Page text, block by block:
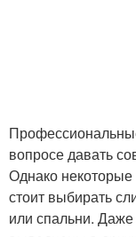
вопросе давать
Однако некоторые
стоит выбирать
или спальни.